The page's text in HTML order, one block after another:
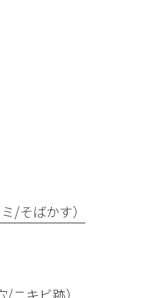
/そばかす）